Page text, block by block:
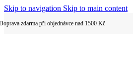
Skip to navigation Skip to main content
zdarma při objednávce nad 1500 Kč
Dětské povlečení